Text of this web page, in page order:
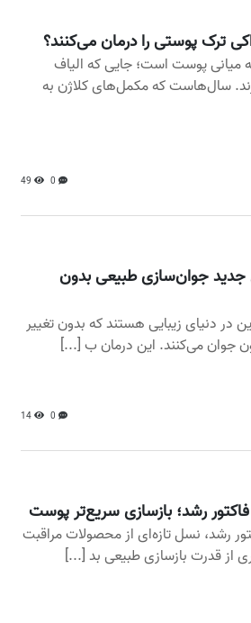
ترک پوستی را درمان می‌کنند؟
میانی پوست است؛ جایی که الیاف
سال‌هاست که مکمل‌های کلاژن به‌
0
49
جدید جوان‌سازی طبیعی بدون
در دنیای زیبایی هستند که بدون تغییر
جوان می‌کنند. این درمان ب [...]
0
14
رشد؛ بازسازی سریع‌تر پوست
رشد، نسل تازه‌ای از محصولات مراقبت
از قدرت بازسازی طبیعی بد [...]